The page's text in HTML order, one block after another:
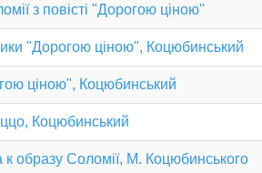
з повісті "Дорогою ціною''
"Дорогою ціною", Коцюбинський
ціною", Коцюбинський
Коцюбинський
к образу Соломії, М. Коцюбинського